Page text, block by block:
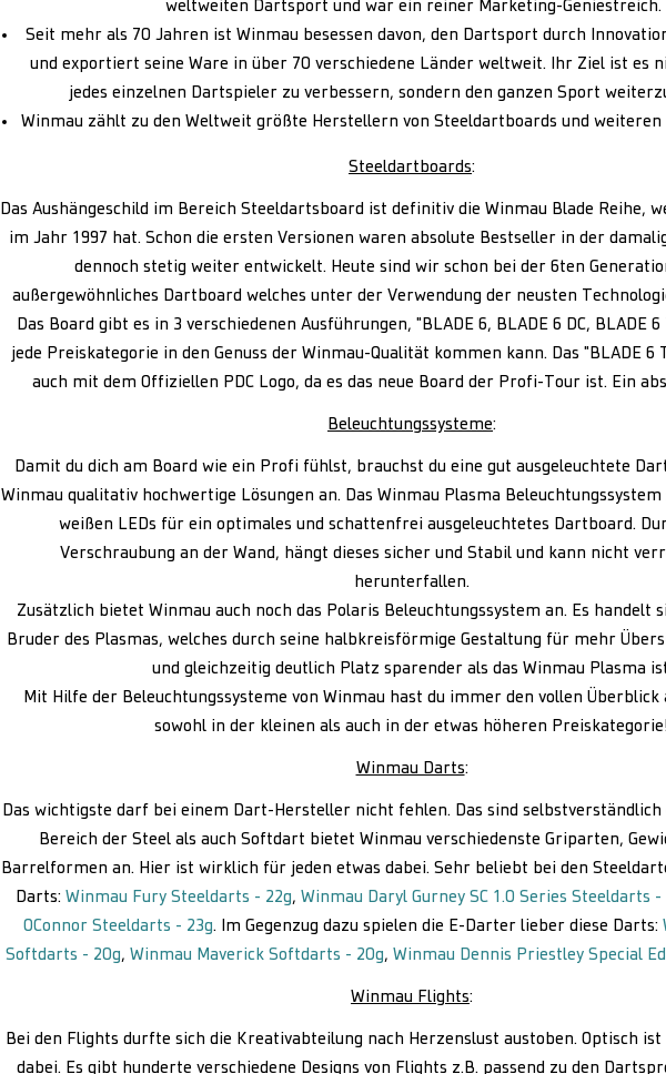
weltweiten Dartsport und war ein reiner Marketing-Geniestreich.
Seit mehr als 70 Jahren ist Winmau besessen davon, den Dartsport durch
und exportiert seine Ware in über 70 verschiedene Länder weltweit. Ihr Ziel ist es
jedes einzelnen Dartspieler zu verbessern, sondern den ganzen Sport
Winmau zählt zu den Weltweit größte Herstellern von Steeldartboards und
Steeldartboards:
Das Aushängeschild im Bereich Steeldartsboard ist definitiv die Winmau Blade Reihe,
im Jahr 1997 hat. Schon die ersten Versionen waren absolute Bestseller in der
dennoch stetig weiter entwickelt. Heute sind wir schon bei der 6ten
außergewöhnliches Dartboard welches unter der Verwendung der neusten
Das Board gibt es in 3 verschiedenen Ausführungen, "BLADE 6, BLADE 6 DC, BLADE 6
jede Preiskategorie in den Genuss der Winmau-Qualität kommen kann. Das "BLADE 6
auch mit dem Offiziellen PDC Logo, da es das neue Board der Profi-Tour ist. Ein
Beleuchtungssysteme:
Damit du dich am Board wie ein Profi fühlst, brauchst du eine gut ausgeleuchtete
Winmau qualitativ hochwertige Lösungen an. Das Winmau Plasma
weißen LEDs für ein optimales und schattenfrei ausgeleuchtetes Dartboard.
Verschraubung an der Wand, hängt dieses sicher und Stabil und kann nicht
herunterfallen.
Zusätzlich bietet Winmau auch noch das Polaris Beleuchtungssystem an. Es handelt
Bruder des Plasmas, welches durch seine halbkreisförmige Gestaltung für mehr
und gleichzeitig deutlich Platz sparender als das Winmau Plasma
Mit Hilfe der Beleuchtungssysteme von Winmau hast du immer den vollen Überblick
sowohl in der kleinen als auch in der etwas höheren Preiskategorie!
Winmau Darts:
Das wichtigste darf bei einem Dart-Hersteller nicht fehlen. Das sind selbstverständlich
Bereich der Steel als auch Softdart bietet Winmau verschiedenste Griparten,
Barrelformen an. Hier ist wirklich für jeden etwas dabei. Sehr beliebt bei den
Darts: Winmau Fury Steeldarts - 22g, Winmau Daryl Gurney SC 1.0 Series Steeldarts -
OConnor Steeldarts - 23g. Im Gegenzug dazu spielen die E-Darter lieber diese Darts:
Softdarts - 20g, Winmau Maverick Softdarts - 20g, Winmau Dennis Priestley Special
Winmau Flights:
Bei den Flights durfte sich die Kreativabteilung nach Herzenslust austoben. Optisch
dabei. Es gibt hunderte verschiedene Designs von Flights z.B. passend zu den